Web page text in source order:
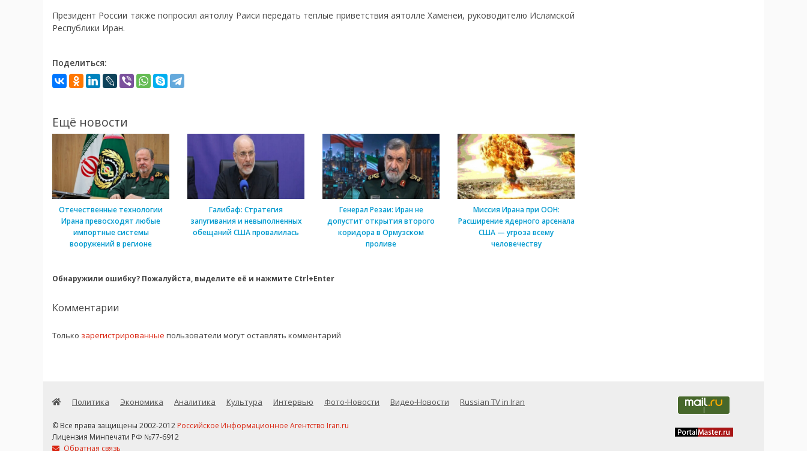
Президент России также попросил аятоллу Раиси передать теплые приветствия аятолле Хаменеи, руководителю Исламской
Республики Иран.
Поделиться:
Ещё новости
Отечественные технологии
Ирана превосходят любые
импортные системы
вооружений в регионе
Галибаф: Стратегия
запугивания и невыполненных
обещаний США провалилась
Генерал Резаи: Иран не
допустит открытия второго
коридора в Ормузском
проливе
Миссия Ирана при ООН:
Расширение ядерного арсенала
США — угроза всему
человечеству
Обнаружили ошибку? Пожалуйста, выделите её и нажмите Ctrl+Enter
Комментарии
Только зарегистрированные пользователи могут оставлять комментарий
Политика Экономика Аналитика Культура Интервью Фото-Новости Видео-Новости Russian TV in Iran
© Все права защищены 2002-2012 Российское Информационное Агентство Iran.ru
Лицензия Минпечати РФ №77-6912
Обратная связь